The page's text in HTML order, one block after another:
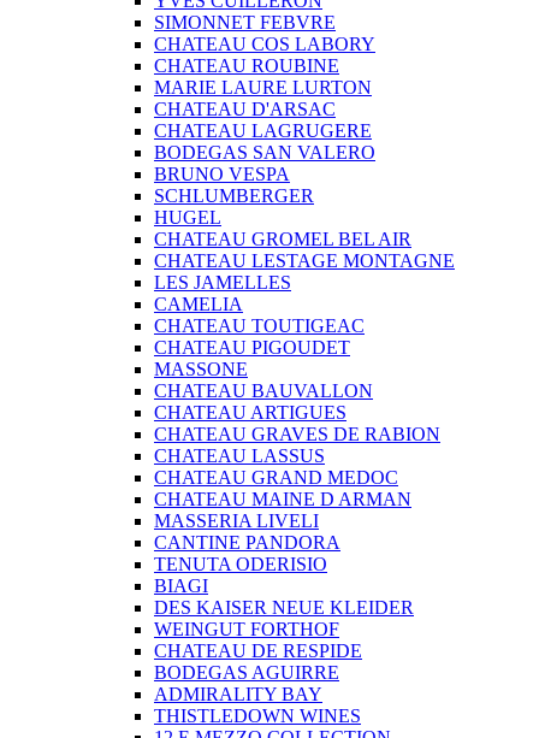
SIMONNET FEBVRE
CHATEAU COS LABORY
CHATEAU ROUBINE
MARIE LAURE LURTON
CHATEAU D'ARSAC
CHATEAU LAGRUGERE
BODEGAS SAN VALERO
BRUNO VESPA
SCHLUMBERGER
HUGEL
CHATEAU GROMEL BEL AIR
CHATEAU LESTAGE MONTAGNE
LES JAMELLES
CAMELIA
CHATEAU TOUTIGEAC
CHATEAU PIGOUDET
MASSONE
CHATEAU BAUVALLON
CHATEAU ARTIGUES
CHATEAU GRAVES DE RABION
CHATEAU LASSUS
CHATEAU GRAND MEDOC
CHATEAU MAINE D ARMAN
MASSERIA LIVELI
CANTINE PANDORA
TENUTA ODERISIO
BIAGI
DES KAISER NEUE KLEIDER
WEINGUT FORTHOF
CHATEAU DE RESPIDE
BODEGAS AGUIRRE
ADMIRALITY BAY
THISTLEDOWN WINES